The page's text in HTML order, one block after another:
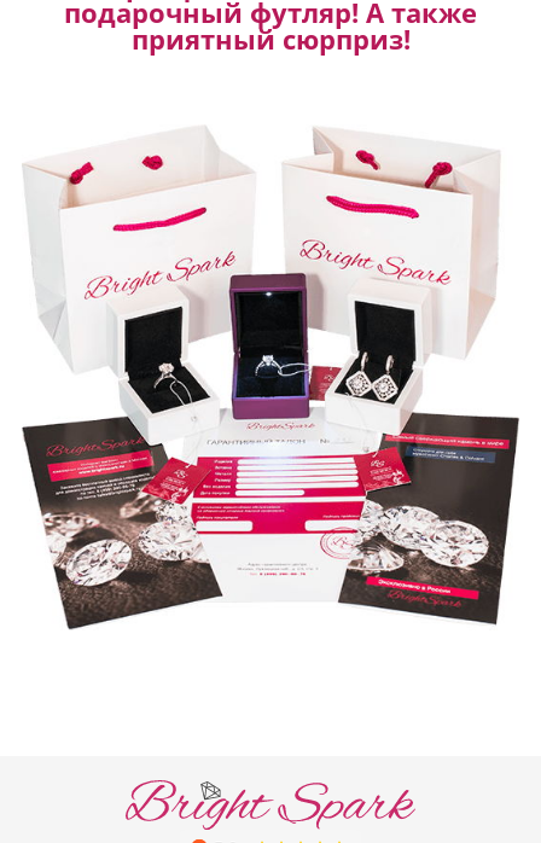
подарочный футляр! А также
приятный сюрприз!